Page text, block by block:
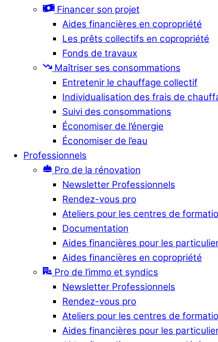
Financer son projet
Aides financières en copropriété
Les prêts collectifs en copropriété
Fonds de travaux
Maîtriser ses consommations
Entretenir le chauffage collectif
Individualisation des frais de
Suivi des consommations
Économiser de l’énergie
Économiser de l’eau
Professionnels
Pro de la rénovation
Newsletter Professionnels
Rendez-vous pro
Ateliers pour les centres de
Documentation
Aides financières pour les
Aides financières en copropriété
Pro de l’immo et syndics
Newsletter Professionnels
Rendez-vous pro
Ateliers pour les centres de
Aides financières pour les